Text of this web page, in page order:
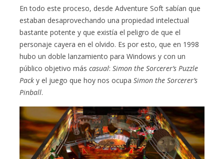
En todo este proceso, desde Adventure Soft sabían que
estaban desaprovechando una propiedad intelectual
bastante potente y que existía el peligro de que el
personaje cayera en el olvido. Es por esto, que en 1998
hubo un doble lanzamiento para Windows y con un
público objetivo máscasual:Simon the Sorcerer’s Puzzle
Pack y el juego que hoy nos ocupaSimon the Sorcerer’s
Pinball.